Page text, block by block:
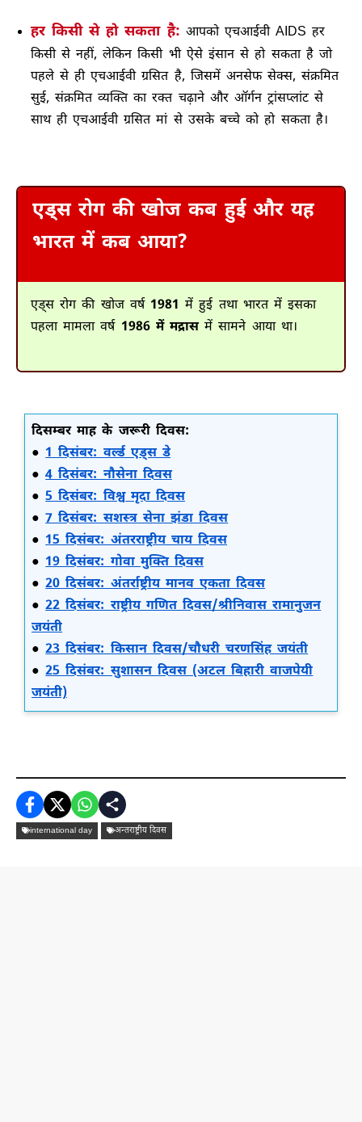
हर किसी से हो सकता है: आपको एचआईवी AIDS हर
किसी से नहीं, लेकिन किसी भी ऐसे इंसान से हो सकता है जो
पहले से ही एचआईवी ग्रसित है, जिसमें अनसेफ सेक्स, संक्रमित
सुई, संक्रमित व्यक्ति का रक्त चढ़ाने और ऑर्गन ट्रांसप्लांट से
साथ ही एचआईवी ग्रसित मां से उसके बच्चे को हो सकता है।
एड्स रोग की खोज कब हुई और यह
भारत में कब आया?
एड्स रोग की खोज वर्ष 1981 में हुई तथा भारत में इसका
पहला मामला वर्ष 1986 में मद्रासमें सामने आया था।
दिसम्बर माह के जरूरी दिवस:
●1 दिसंबर: वर्ल्ड एड्स डे
●4 दिसंबर: नौसेना दिवस
●5 दिसंबर: विश्व मृदा दिवस
●7 दिसंबर: सशस्त्र सेना झंडा दिवस
●15 दिसंबर: अंतरराष्ट्रीय चाय दिवस
●19 दिसंबर: गोवा मुक्ति दिवस
●20 दिसंबर: अंतर्राष्ट्रीय मानव एकता दिवस
●22 दिसंबर: राष्ट्रीय गणित दिवस/श्रीनिवास रामानुजन
जयंती
●23 दिसंबर: किसान दिवस/चौधरी चरणसिंह जयंती
●25 दिसंबर: सुशासन दिवस (अटल बिहारी वाजपेयी
जयंती)
international day अन्तराष्ट्रीय दिवस